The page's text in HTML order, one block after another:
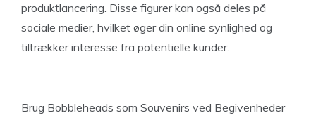
produktlancering. Disse figurer kan også deles på
sociale medier, hvilket øger din online synlighed og
tiltrækker interesse fra potentielle kunder.
Brug Bobbleheads som Souvenirs ved Begivenheder